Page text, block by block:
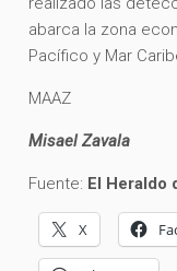
abarca la zona
Pacífico y Mar
MAAZ
Misael Zavala
Fuente: El Heraldo
X